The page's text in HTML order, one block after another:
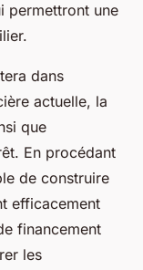
permettront une
dans
actuelle, la
que
En procédant
de construire
efficacement
financement
les